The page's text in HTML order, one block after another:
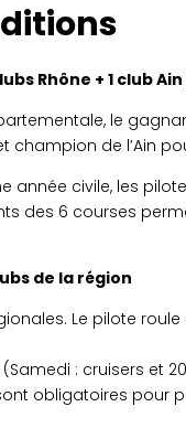
Rhône + 1 club
le
de l’Ain
année civile, les
des 6 courses
de la région
Le pilote
: cruisers et
obligatoires pour